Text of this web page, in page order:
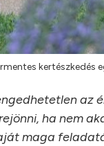
kertészkedés
az
ha nem
maga